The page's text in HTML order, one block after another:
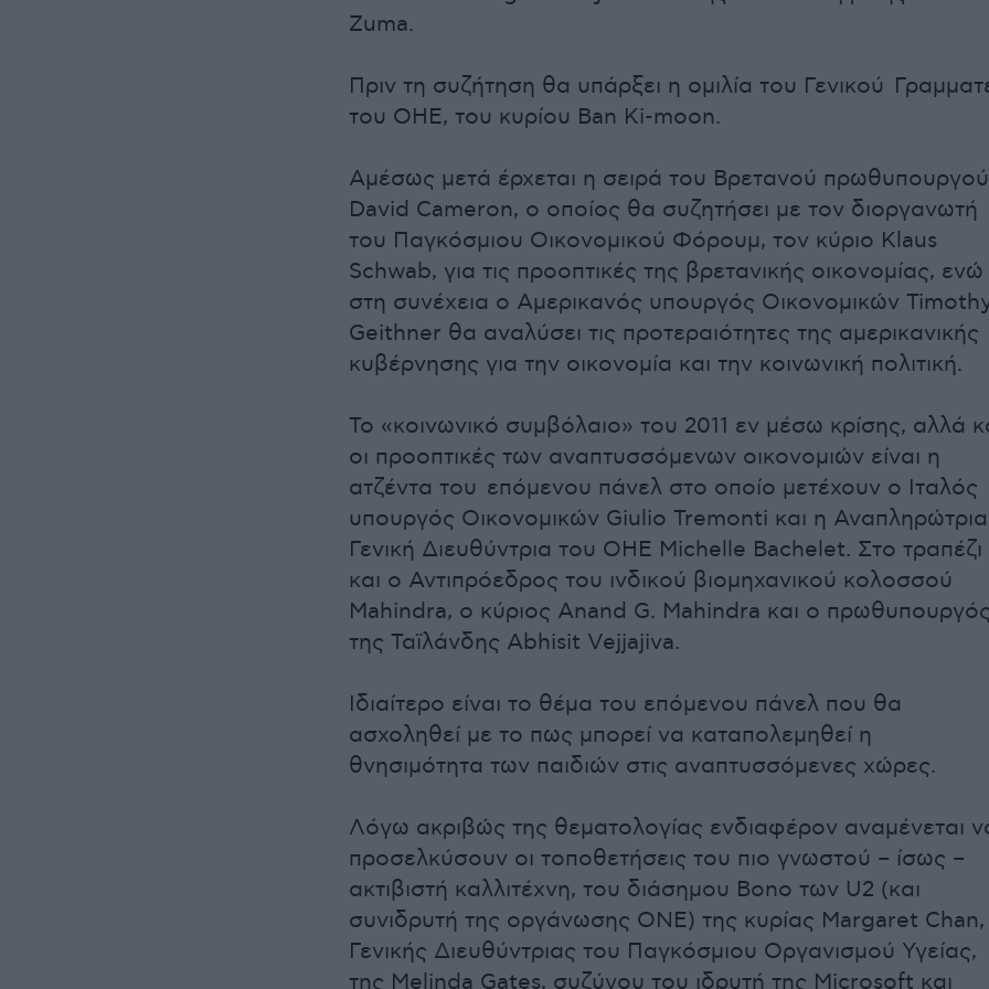
Zuma.
Πριν τη συζήτηση θα υπάρξει η ομιλία του Γενικού
του ΟΗΕ, του κυρίου Ban Ki-moon.
Αμέσως μετά έρχεται η σειρά του Βρετανού πρωθυπουργού
David Cameron, ο οποίος θα συζητήσει με τον διοργανωτή
του Παγκόσμιου Οικονομικού Φόρουμ, τον κύριο Klaus
Schwab, για τις προοπτικές της βρετανικής οικονομίας, ενώ
στη συνέχεια ο Αμερικανός υπουργός Οικονομικών
Geithner θα αναλύσει τις προτεραιότητες της αμερικανικής
κυβέρνησης για την οικονομία και την κοινωνική πολιτική.
Το «κοινωνικό συμβόλαιο» του 2011 εν μέσω κρίσης, αλλά
οι προοπτικές των αναπτυσσόμενων οικονομιών είναι η
ατζέντα του επόμενου πάνελ στο οποίο μετέχουν ο Ιταλός
υπουργός Οικονομικών Giulio Tremonti και η Αναπληρώτρια
Γενική Διευθύντρια του ΟΗΕ Michelle Bachelet. Στο τραπέζι
και ο Αντιπρόεδρος του ινδικού βιομηχανικού κολοσσού
Mahindra, ο κύριος Anand G. Mahindra και ο
της Ταϊλάνδης Abhisit Vejjajiva.
Ιδιαίτερο είναι το θέμα του επόμενου πάνελ που θα
ασχοληθεί με το πως μπορεί να καταπολεμηθεί η
θνησιμότητα των παιδιών στις αναπτυσσόμενες χώρες.
Λόγω ακριβώς της θεματολογίας ενδιαφέρον αναμένεται
προσελκύσουν οι τοποθετήσεις του πιο γνωστού – ίσως –
ακτιβιστή καλλιτέχνη, του διάσημου Bono των U2 (και
συνιδρυτή της οργάνωσης ONE) της κυρίας Margaret Chan,
Γενικής Διευθύντριας του Παγκόσμιου Οργανισμού Υγείας,
της Melinda Gates, συζύγου του ιδρυτή της Microsoft και